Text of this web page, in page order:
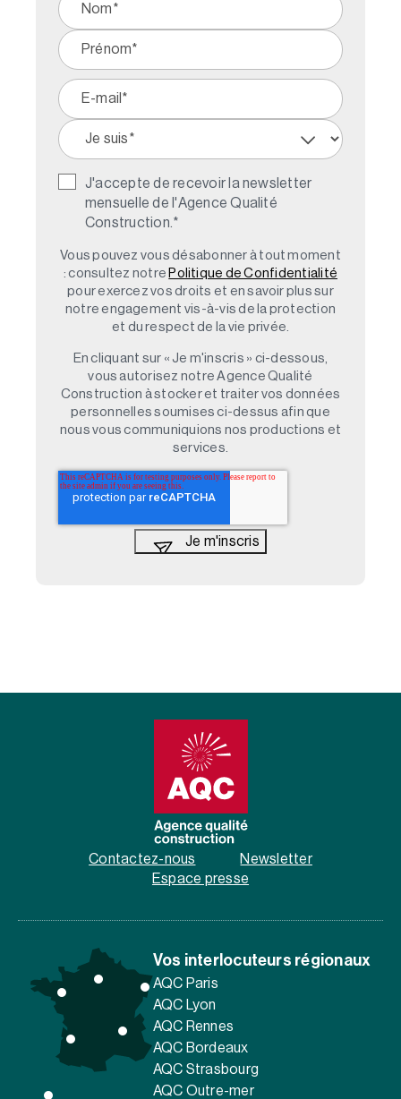
J'accepte de recevoir la newsletter
mensuelle de l'Agence Qualité
Construction. *
Vous pouvez vous désabonner à tout moment
: consultez notre Politique de Confidentialité
pour exercez vos droits et en savoir plus sur
notre engagement vis-à-vis de la protection
et du respect de la vie privée.
En cliquant sur « Je m'inscris » ci-dessous,
vous autorisez notre Agence Qualité
Construction à stocker et traiter vos données
personnelles soumises ci-dessus afin que
nous vous communiquions nos productions et
services.
Contactez-nous
Newsletter
Espace presse
Vos interlocuteurs régionaux
AQC Paris
AQC Lyon
AQC Rennes
AQC Bordeaux
AQC Strasbourg
AQC Outre-mer